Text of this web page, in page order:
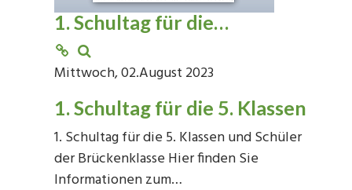
1. Schultag für die…
Mittwoch, 02.August 2023
1. Schultag für die 5. Klassen
1. Schultag für die 5. Klassen und Schüler
der Brückenklasse Hier finden Sie
Informationen zum…